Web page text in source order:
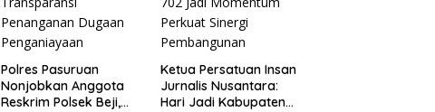
Polres Pasuruan
Nonjobkan Anggota
Reskrim Polsek Beji,
Ketua Persatuan Insan
Jurnalis Nusantara:
Hari Jadi Kabupaten